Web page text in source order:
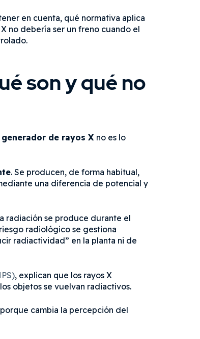
en cuenta, qué normativa aplica
no debería ser un freno cuando el
son y qué no
de rayos X no es lo
. Se producen, de forma habitual,
una diferencia de potencial y
radiación se produce durante el
radiológico se gestiona
radiactividad” en la planta ni de
, explican que los rayos X
objetos se vuelvan radiactivos.
cambia la percepción del